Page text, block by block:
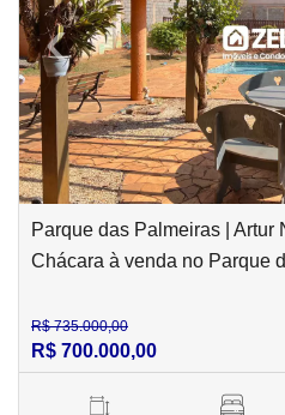
‹Previous
Parque das Palmeiras | Artur
Chácara à venda no Parque
R$ 735.000,00
R$ 700.000,00